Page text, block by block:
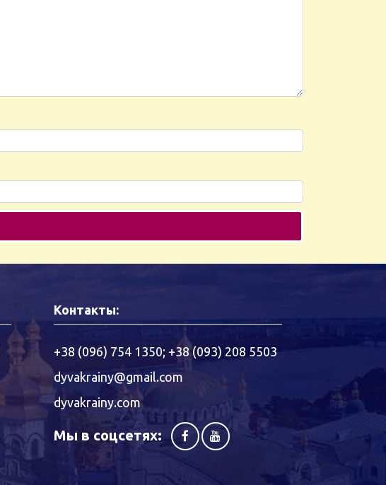
Контакты:
+38 (096) 754 1350; +38 (093) 208 5503
dyvakrainy@gmail.com
dyvakrainy.com
Мы в соцсетях: